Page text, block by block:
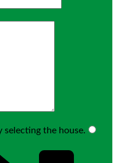
selecting the house.